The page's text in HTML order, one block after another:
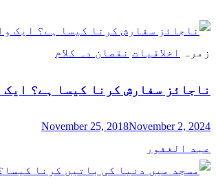
زمرہ اخلاقیات نقصان دہ کلام
ناجائز سفارش کرنا کیسا ہے؟ ایک
November 25, 2018November 2, 2024
عبد الغفور